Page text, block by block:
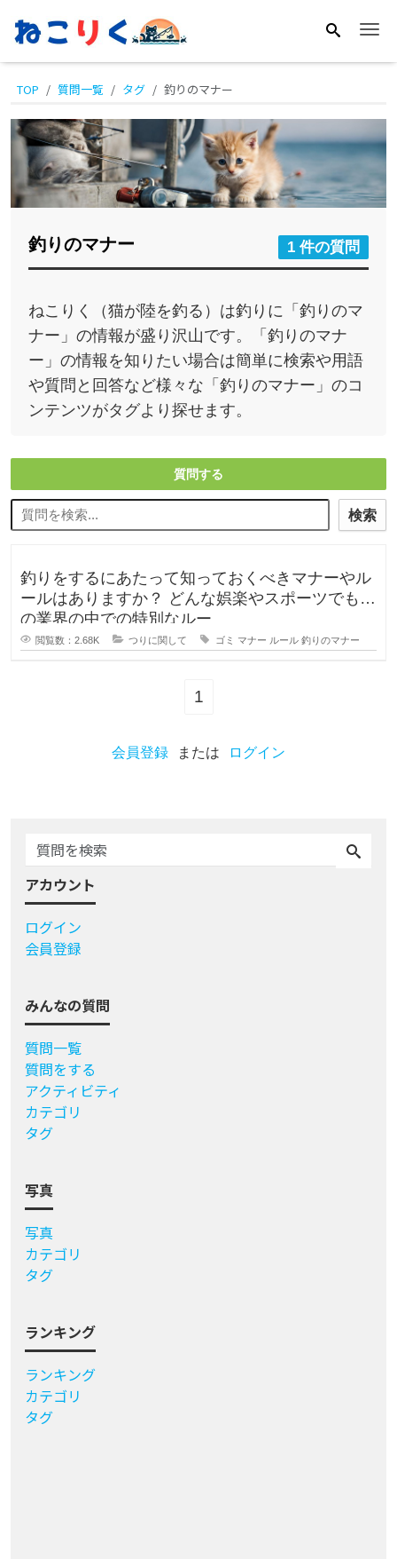
TOP 質問一覧 タグ 釣りのマナー
釣りのマナー 1 件の質問
ねこりく（猫が陸を釣る）は釣りに「釣りのマ
ナー」の情報が盛り沢山です。「釣りのマナ
ー」の情報を知りたい場合は簡単に検索や用語
や質問と回答など様々な「釣りのマナー」のコ
ンテンツがタグより探せます。
質問する
検索
釣りをするにあたって知っておくべきマナーやル
ールはありますか？ どんな娯楽やスポーツでもそ
の業界の中での特別なルー
閲覧数：2.68K つりに関して ゴミ マナー ルール 釣りのマナー
1
会員登録 または ログイン
アカウント
ログイン
会員登録
みんなの質問
質問一覧
質問をする
アクティビティ
カテゴリ
タグ
写真
写真
カテゴリ
タグ
ランキング
ランキング
カテゴリ
タグ